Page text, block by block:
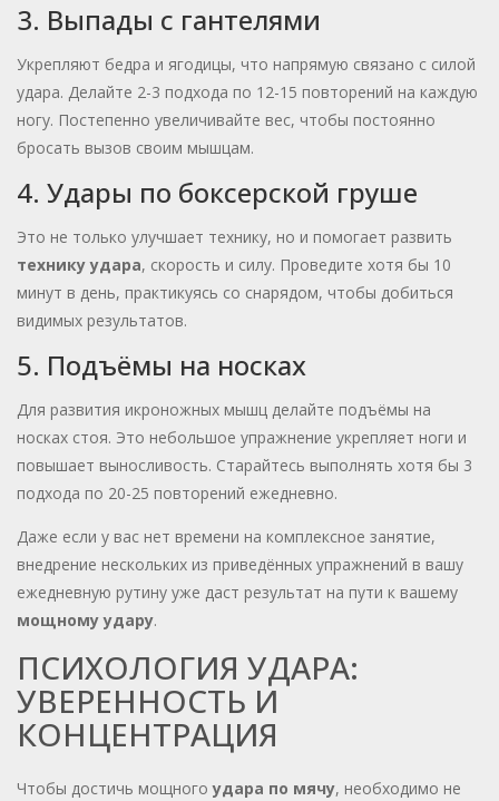
3. Выпады с гантелями
Укрепляют бедра и ягодицы, что напрямую связано с силой
удара. Делайте 2-3 подхода по 12-15 повторений на каждую
ногу. Постепенно увеличивайте вес, чтобы постоянно
бросать вызов своим мышцам.
4. Удары по боксерской груше
Это не только улучшает технику, но и помогает развить
технику удара, скорость и силу. Проведите хотя бы 10
минут в день, практикуясь со снарядом, чтобы добиться
видимых результатов.
5. Подъёмы на носках
Для развития икроножных мышц делайте подъёмы на
носках стоя. Это небольшое упражнение укрепляет ноги и
повышает выносливость. Старайтесь выполнять хотя бы 3
подхода по 20-25 повторений ежедневно.
Даже если у вас нет времени на комплексное занятие,
внедрение нескольких из приведённых упражнений в вашу
ежедневную рутину уже даст результат на пути к вашему
мощному удару.
ПСИХОЛОГИЯ УДАРА:
УВЕРЕННОСТЬ И
КОНЦЕНТРАЦИЯ
Чтобы достичь мощногоудара по мячу, необходимо не